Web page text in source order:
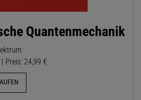
Quantenmechanik
Preis: 24,99 €